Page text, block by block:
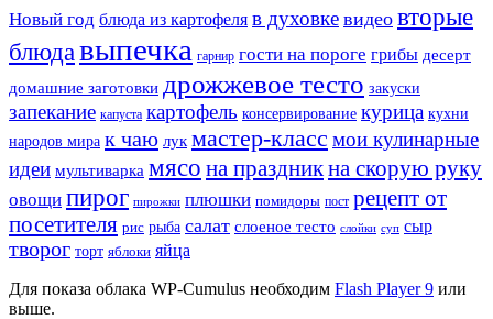
Новый год блюда из картофеля в духовке видео вторые
блюдавыпечка гарнир гости на пороге грибы десерт
домашние заготовки дрожжевое тесто закуски
запекание капуста картофель консервирование курица кухни
народов мира к чаю лук мастер-класс мои кулинарные
идеи мультиварка мясо на праздникна скорую руку
овощи пирог пирожки плюшки помидоры пост рецепт от
посетителя рис рыба салат слоеное тесто слойки суп сыр
творог торт яблоки яйца
Для показа облака WP-Cumulus необходим Flash Player 9 или
выше.